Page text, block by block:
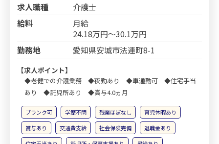
求人職種
介護士
給料
月給
24.18万円～30.1万円
勤務地
愛知県安城市法連町8-1
【求人ポイント】
◆老健での介護業務 ◆夜勤あり ◆車通勤可 ◆住宅手当
あり ◆託児所あり ◆賞与4.0ヵ月
ブランク可 学歴不問 残業ほぼなし
育児休暇あり
賞与あり
交通費支給 社会保険完備
退職金あり